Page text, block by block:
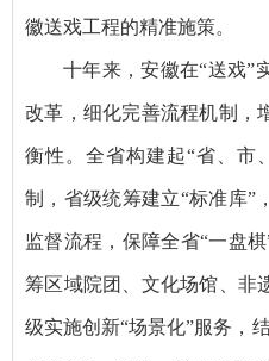
徽送戏工程的精准施策。
十年来，安徽在“送戏”
改革，细化完善流程机制，
衡性。全省构建起“省、市
制，省级统筹建立“标准库”
监督流程，保障全省“一盘
筹区域院团、文化场馆、非
级实施创新“场景化”服务，